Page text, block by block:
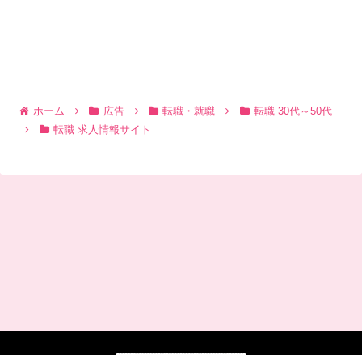
ホーム 広告 転職・就職
転職 30代～50代
転職 求人情報サイト